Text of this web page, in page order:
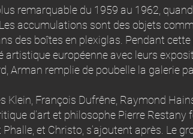
remarquable du 1959 au 1962,
Les accumulations sont des objets
des boîtes en plexiglas. Pendant
artistique européenne avec leurs
Arman remplie de poubelle la galerie
Klein, François Dufrêne, Raymond
d’art et philosophe Pierre
et Christo, s’ajoutent après. Le